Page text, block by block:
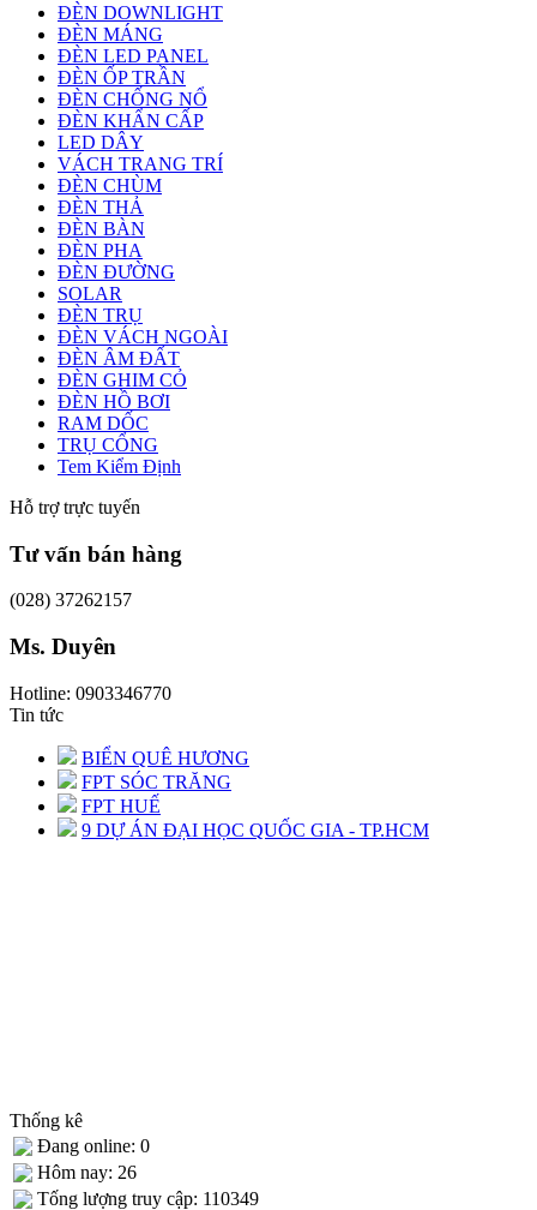
ĐÈN DOWNLIGHT
ĐÈN MÁNG
ĐÈN LED PANEL
ĐÈN ỐP TRẦN
ĐÈN CHỐNG NỔ
ĐÈN KHẨN CẤP
LED DÂY
VÁCH TRANG TRÍ
ĐÈN CHÙM
ĐÈN THẢ
ĐÈN BÀN
ĐÈN PHA
ĐÈN ĐƯỜNG
SOLAR
ĐÈN TRỤ
ĐÈN VÁCH NGOÀI
ĐÈN ÂM ĐẤT
ĐÈN GHIM CỎ
ĐÈN HỒ BƠI
RAM DỐC
TRỤ CỔNG
Tem Kiểm Định
Hỗ trợ trực tuyến
Tư vấn bán hàng
(028) 37262157
Ms. Duyên
Hotline: 0903346770
Tin tức
BIỂN QUÊ HƯƠNG
FPT SÓC TRĂNG
FPT HUẾ
9 DỰ ÁN ĐẠI HỌC QUỐC GIA - TP.HCM
Thống kê
Đang online: 0
Hôm nay: 26
Tống lượng truy cập: 110349